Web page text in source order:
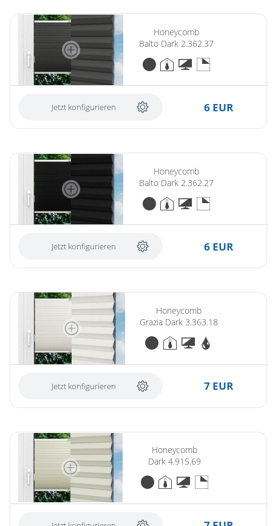
Honeycomb
Balto Dark 2.362.37
Jetzt konfigurieren 6 EUR
Honeycomb
Balto Dark 2.362.27
Jetzt konfigurieren 6 EUR
Honeycomb
Grazia Dark 3.363.18
Jetzt konfigurieren 7 EUR
Honeycomb
Dark 4.915.69